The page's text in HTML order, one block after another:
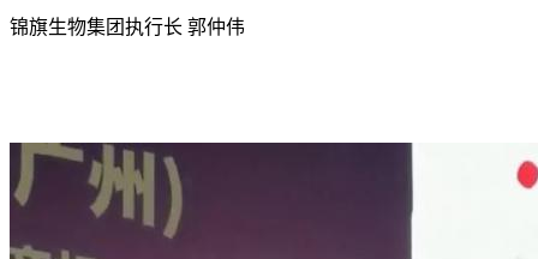
锦旗生物集团执行长 郭仲伟